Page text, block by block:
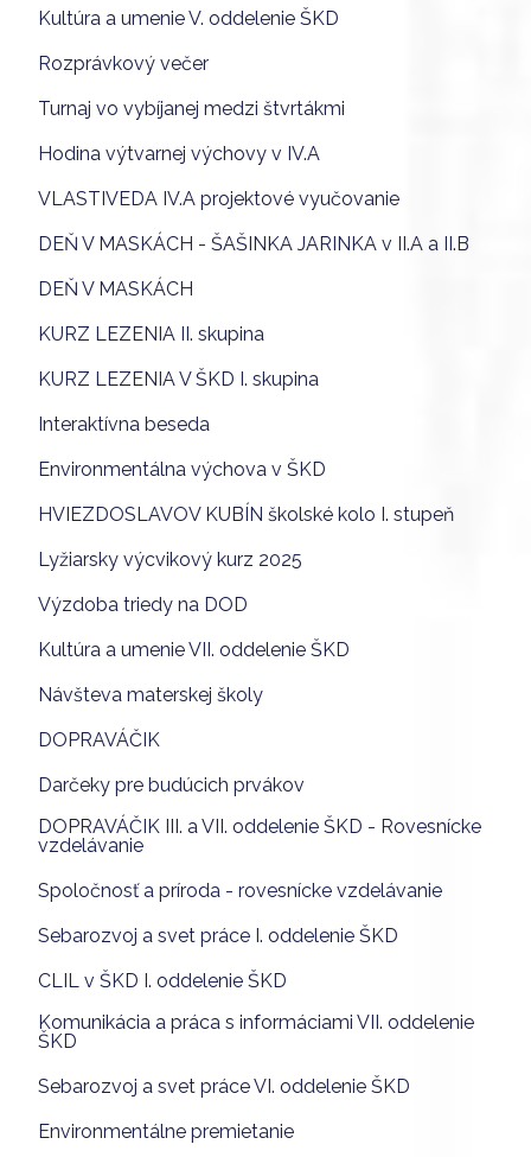
Kultúra a umenie V. oddelenie ŠKD
Rozprávkový večer
Turnaj vo vybíjanej medzi štvrtákmi
Hodina výtvarnej výchovy v IV.A
VLASTIVEDA IV.A projektové vyučovanie
DEŇ V MASKÁCH - ŠAŠINKA JARINKA v II.A a II.B
DEŇ V MASKÁCH
KURZ LEZENIA II. skupina
KURZ LEZENIA V ŠKD I. skupina
Interaktívna beseda
Environmentálna výchova v ŠKD
HVIEZDOSLAVOV KUBÍN školské kolo I. stupeň
Lyžiarsky výcvikový kurz 2025
Výzdoba triedy na DOD
Kultúra a umenie VII. oddelenie ŠKD
Návšteva materskej školy
DOPRAVÁČIK
Darčeky pre budúcich prvákov
DOPRAVÁČIK III. a VII. oddelenie ŠKD - Rovesnícke
vzdelávanie
Spoločnosť a príroda - rovesnícke vzdelávanie
Sebarozvoj a svet práce I. oddelenie ŠKD
CLIL v ŠKD I. oddelenie ŠKD
Komunikácia a práca s informáciami VII. oddelenie
ŠKD
Sebarozvoj a svet práce VI. oddelenie ŠKD
Environmentálne premietanie